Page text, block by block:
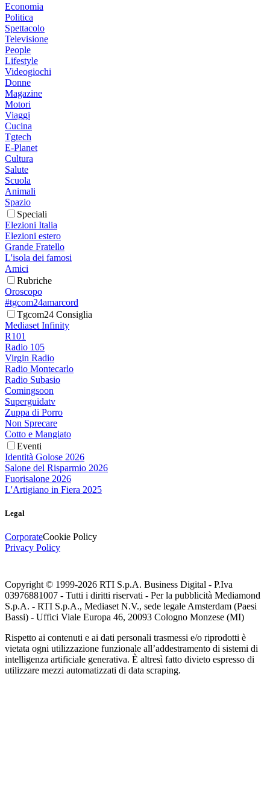
Economia
Politica
Spettacolo
Televisione
People
Lifestyle
Videogiochi
Donne
Magazine
Motori
Viaggi
Cucina
Tgtech
E-Planet
Cultura
Salute
Scuola
Animali
Spazio
Speciali
Elezioni Italia
Elezioni estero
Grande Fratello
L'isola dei famosi
Amici
Rubriche
Oroscopo
#tgcom24amarcord
Tgcom24 Consiglia
Mediaset Infinity
R101
Radio 105
Virgin Radio
Radio Montecarlo
Radio Subasio
Comingsoon
Superguidatv
Zuppa di Porro
Non Sprecare
Cotto e Mangiato
Eventi
Identità Golose 2026
Salone del Risparmio 2026
Fuorisalone 2026
L'Artigiano in Fiera 2025
Legal
CorporateCookie Policy
Privacy Policy
Copyright © 1999-2026 RTI S.p.A. Business Digital - P.Iva
03976881007 - Tutti i diritti riservati - Per la pubblicità Mediamond
S.p.A. - RTI S.p.A., Mediaset N.V., sede legale Amsterdam (Paesi
Bassi) - Uffici Viale Europa 46, 20093 Cologno Monzese (MI)
Rispetto ai contenuti e ai dati personali trasmessi e/o riprodotti è
vietata ogni utilizzazione funzionale all’addestramento di sistemi di
intelligenza artificiale generativa. È altresì fatto divieto espresso di
utilizzare mezzi automatizzati di data scraping.